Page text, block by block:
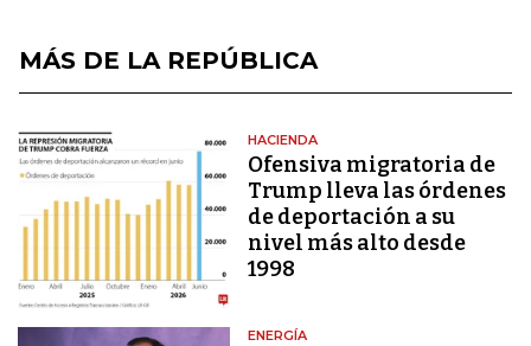
MÁS DE LA REPÚBLICA
HACIENDA
Ofensiva migratoria de
Trump lleva las órdenes
de deportación a su
nivel más alto desde
1998
ENERGÍA